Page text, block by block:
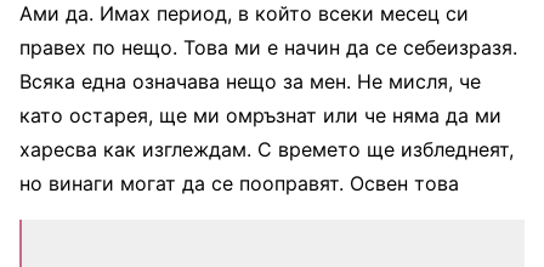
Ами да. Имах период, в който всеки месец си
правех по нещо. Това ми е начин да се себеизразя.
Всяка една означава нещо за мен. Не мисля, че
като остарея, ще ми омръзнат или че няма да ми
харесва как изглеждам. С времето ще избледнеят,
но винаги могат да се пооправят. Освен това